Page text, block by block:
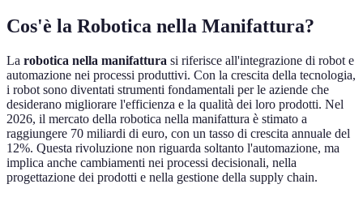
Cos'è la Robotica nella Manifattura?
La robotica nella manifattura si riferisce all'integrazione di robot e
automazione nei processi produttivi. Con la crescita della tecnologia,
i robot sono diventati strumenti fondamentali per le aziende che
desiderano migliorare l'efficienza e la qualità dei loro prodotti. Nel
2026, il mercato della robotica nella manifattura è stimato a
raggiungere 70 miliardi di euro, con un tasso di crescita annuale del
12%. Questa rivoluzione non riguarda soltanto l'automazione, ma
implica anche cambiamenti nei processi decisionali, nella
progettazione dei prodotti e nella gestione della supply chain.